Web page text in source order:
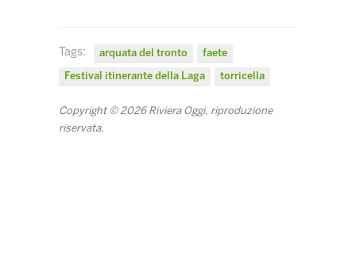
Tags: arquata del tronto
faete
Festival itinerante della Laga
torricella
Copyright © 2026 Riviera Oggi, riproduzione
riservata.